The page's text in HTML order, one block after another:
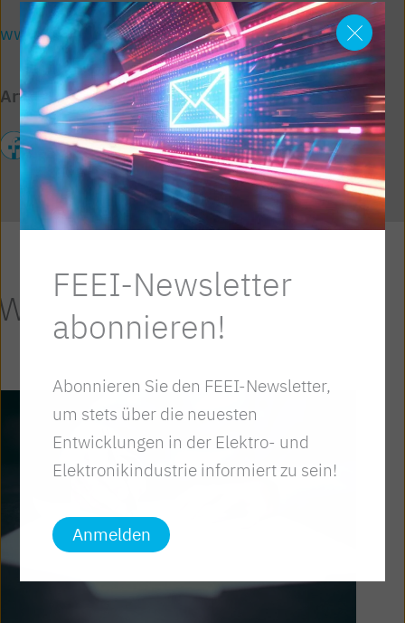
www.ibw.at/fitforfuture
Artikel teilen
Artikel
FEEI-Newsletter
abonnieren!
Abonnieren Sie den FEEI-Newsletter,
um stets über die neuesten
Entwicklungen in der Elektro- und
Elektronikindustrie informiert zu sein!
Anmelden